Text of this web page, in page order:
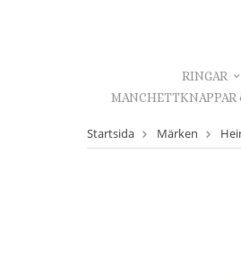
RINGAR
Startsida Märken